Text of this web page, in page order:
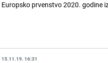
15.11.19. 16:31